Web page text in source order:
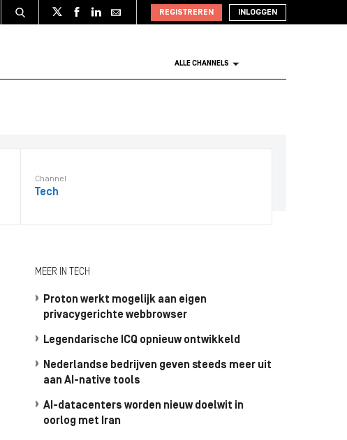
REGISTREREN INLOGGEN
ALLE CHANNELS
Channel
Tech
MEER IN TECH
Proton werkt mogelijk aan eigen
privacygerichte webbrowser
Legendarische ICQ opnieuw ontwikkeld
Nederlandse bedrijven geven steeds meer uit
aan AI-native tools
AI-datacenters worden nieuw doelwit in
oorlog met Iran